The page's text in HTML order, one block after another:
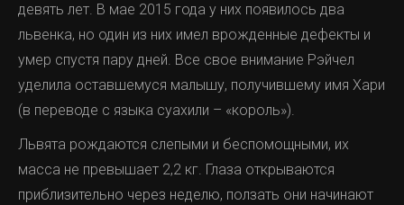
девять лет. В мае 2015 года у них появилось два
львенка, но один из них имел врожденные дефекты и
умер спустя пару дней. Все свое внимание Рэйчел
уделила оставшемуся малышу, получившему имя Хари
(в переводе с языка суахили – «король»).
Львята рождаются слепыми и беспомощными, их
масса не превышает 2,2 кг. Глаза открываются
приблизительно через неделю, ползать они начинают